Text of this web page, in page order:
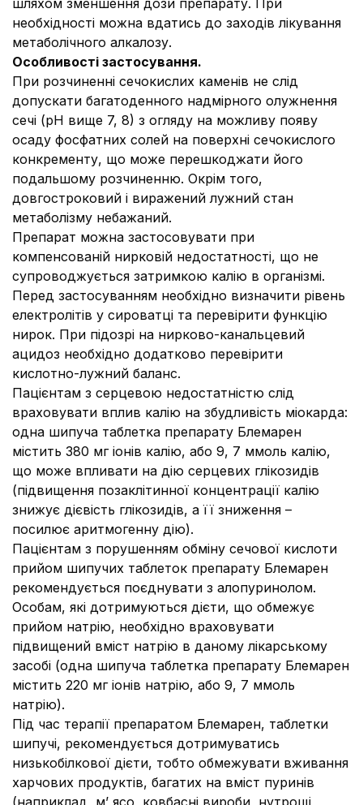
шляхом зменшення дози препарату. При
необхідності можна вдатись до заходів лікування
метаболічного алкалозу.
Особливості застосування.
При розчиненні сечокислих каменів не слід
допускати багатоденного надмірного олужнення
сечі (рН вище 7, 8) з огляду на можливу появу
осаду фосфатних солей на поверхні сечокислого
конкременту, що може перешкоджати його
подальшому розчиненню. Окрім того,
довгостроковий і виражений лужний стан
метаболізму небажаний.
Препарат можна застосовувати при
компенсованій нирковій недостатності, що не
супроводжується затримкою калію в організмі.
Перед застосуванням необхідно визначити рівень
електролітів у сироватці та перевірити функцію
нирок. При підозрі на нирково-канальцевий
ацидоз необхідно додатково перевірити
кислотно-лужний баланс.
Пацієнтам з серцевою недостатністю слід
враховувати вплив калію на збудливість міокарда:
одна шипуча таблетка препарату Блемарен
містить 380 мг іонів калію, або 9, 7 ммоль калію,
що може впливати на дію серцевих глікозидів
(підвищення позаклітинної концентрації калію
знижує дієвість глікозидів, а її зниження –
посилює аритмогенну дію).
Пацієнтам з порушенням обміну сечової кислоти
прийом шипучих таблеток препарату Блемарен
рекомендується поєднувати з алопуринолом.
Особам, які дотримуються дієти, що обмежує
прийом натрію, необхідно враховувати
підвищений вміст натрію в даному лікарському
засобі (одна шипуча таблетка препарату Блемарен
містить 220 мг іонів натрію, або 9, 7 ммоль
натрію).
Під час терапії препаратом Блемарен, таблетки
шипучі, рекомендується дотримуватись
низькобілкової дієти, тобто обмежувати вживання
харчових продуктів, багатих на вміст пуринів
(наприклад, м’ ясо, ковбасні вироби, нутрощі